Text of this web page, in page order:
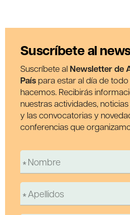
Suscríbete al
Suscríbete al Newsletter de
País para estar al día de
hacemos. Recibirás
nuestras actividades,
y las convocatorias y
conferencias que